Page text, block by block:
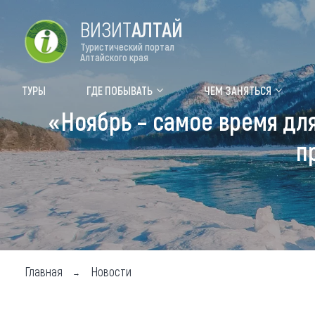
Форум VISIT ALTAI
Туры Где
Топ
ВИЗИТАЛТАЙ
Туристический портал
Алтайского края
ТУРЫ ГДЕ ПОБЫВАТЬ ЧЕМ ЗАНЯТЬСЯ
«Ноябрь – самое время
Главная Новости